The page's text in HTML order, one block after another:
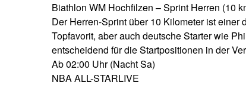
Biathlon WM Hochfilzen – Sprint Herren (10
Der Herren-Sprint über 10 Kilometer ist
Topfavorit, aber auch deutsche Starter wie
entscheidend für die Startpositionen in der
Ab 02:00 Uhr (Nacht Sa)
NBA ALL-STARLIVE